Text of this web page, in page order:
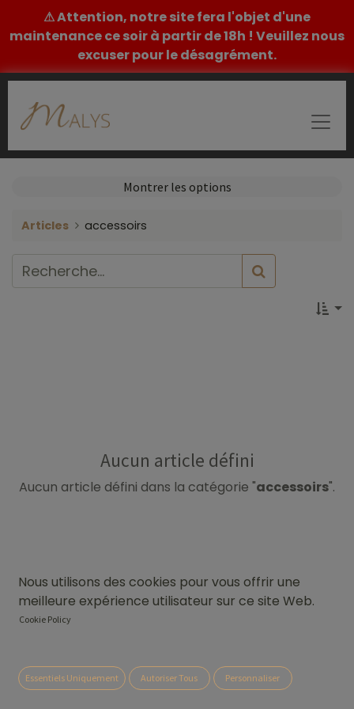
⚠ Attention, notre site fera l'objet d'une
maintenance ce soir à partir de 18h ! Veuillez nous
excuser pour le désagrément.
Montrer les options
Articles accessoirs
Aucun article défini
Aucun article défini dans la catégorie "accessoirs".
Nous utilisons des cookies pour vous offrir une
meilleure expérience utilisateur sur ce site Web.
Cookie Policy
Essentiels Uniquement Autoriser Tous Personnaliser